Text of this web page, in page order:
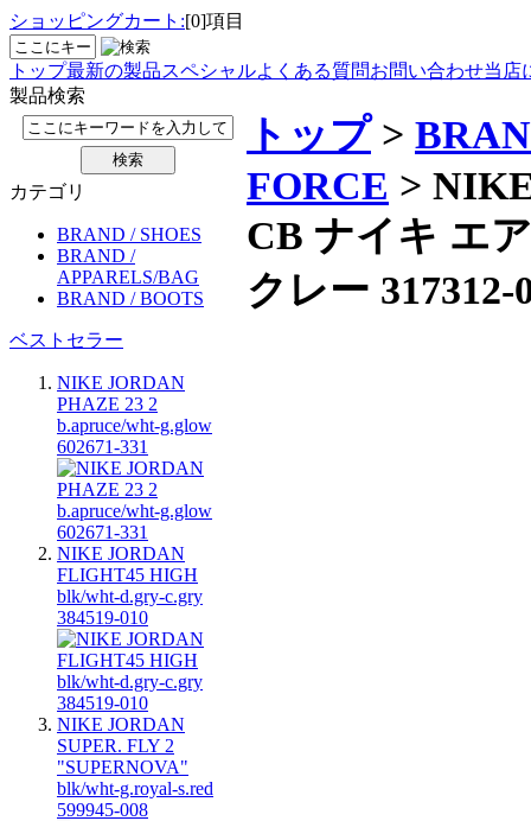
ショッピングカート:[0]項目
トップ最新の製品スペシャルよくある質問お問い合わせ当店
製品検索
カテゴリ
BRAND / SHOES
BRAND /
APPARELS/BAG
BRAND / BOOTS
ベストセラー
NIKE JORDAN
PHAZE 23 2
b.apruce/wht-g.glow
602671-331
NIKE JORDAN
FLIGHT45 HIGH
blk/wht-d.gry-c.gry
384519-010
NIKE JORDAN
SUPER. FLY 2
"SUPERNOVA"
blk/wht-g.royal-s.red
599945-008
トップ>
FORCE >
CB ナイキ エ
クレー 317312-